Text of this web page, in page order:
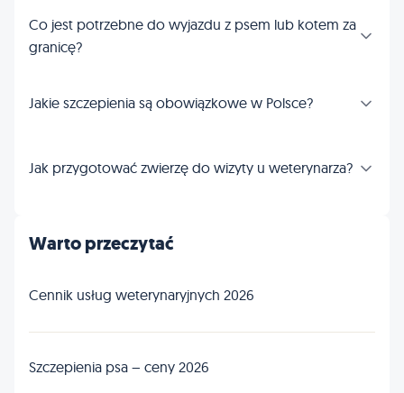
Co jest potrzebne do wyjazdu z psem lub kotem za
granicę?
Jakie szczepienia są obowiązkowe w Polsce?
Jak przygotować zwierzę do wizyty u weterynarza?
Warto przeczytać
Cennik usług weterynaryjnych 2026
Szczepienia psa – ceny 2026